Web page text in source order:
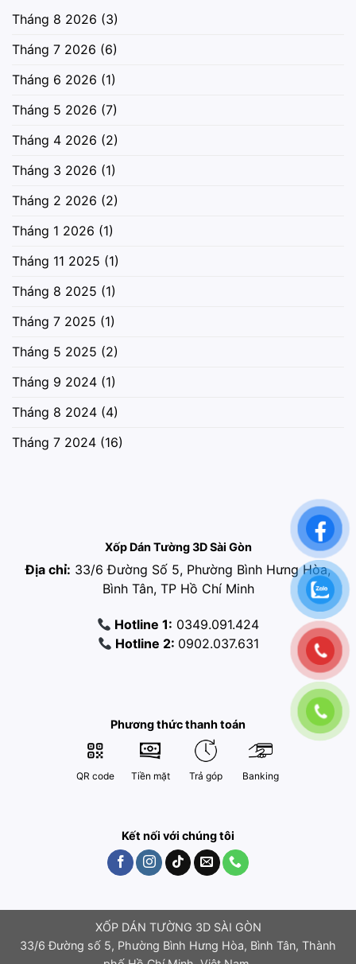
Tháng 8 2026 (3)
Tháng 7 2026 (6)
Tháng 6 2026 (1)
Tháng 5 2026 (7)
Tháng 4 2026 (2)
Tháng 3 2026 (1)
Tháng 2 2026 (2)
Tháng 1 2026 (1)
Tháng 11 2025 (1)
Tháng 8 2025 (1)
Tháng 7 2025 (1)
Tháng 5 2025 (2)
Tháng 9 2024 (1)
Tháng 8 2024 (4)
Tháng 7 2024 (16)
Xốp Dán Tường 3D Sài Gòn
Địa chỉ: 33/6 Đường Số 5, Phường Bình Hưng Hòa,
Bình Tân, TP Hồ Chí Minh
Hotline 1: 0349.091.424
Hotline 2: 0902.037.631
Phương thức thanh toán
QR code Tiền mặt Trả góp Banking
Kết nối với chúng tôi
XỐP DÁN TƯỜNG 3D SÀI GÒN
33/6 Đường số 5, Phường Bình Hưng Hòa, Bình Tân, Thành